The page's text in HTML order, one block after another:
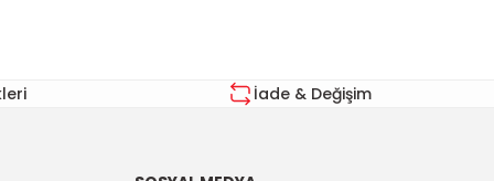
İade & Değişim